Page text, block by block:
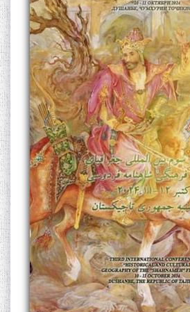
Сухбати навқаламон бо
Муъмин Қаноат\Meeting of
young talents with Mumyin
Kanoat
The Persian Gulf Beautiful
poetry from Устод Мумин
Қаноат (Ustod Mumin Qanoat)
and Master Mehryar
Mehrafarin about the conflict
of the name of the Persian
Gulf